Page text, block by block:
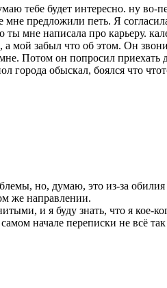
тебе будет интересно. ну во-
предложили петь. Я
ты мне написала про карьеру.
мой забыл что об этом. Он
Потом он попросил
города обыскал, боялся что
но, думаю, это из-за обилия
же направлении.
и я буду знать, что я кое-
начале переписки не всё